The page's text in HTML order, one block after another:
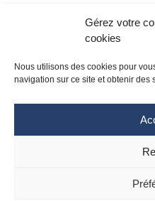
Gérez votre
cookies
Nous utilisons des cookies pour
navigation sur ce site et obtenir des
Site Toulouse